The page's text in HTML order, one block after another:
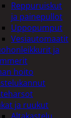
Reppuruiskut
ja painepullot
Uppopumput
Vesiautomaatit
ja
hoito
ja ruukut